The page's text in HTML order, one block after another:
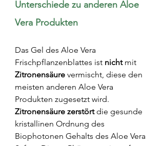
Unterschiede zu anderen Aloe
Vera Produkten
Das Gel des Aloe Vera
Frischpflanzenblattes ist nicht mit
Zitronensäure vermischt, diese den
meisten anderen Aloe Vera
Produkten zugesetzt wird.
Zitronensäure zerstört die gesunde
kristallinen Ordnung des
Biophotonen Gehalts des Aloe Vera